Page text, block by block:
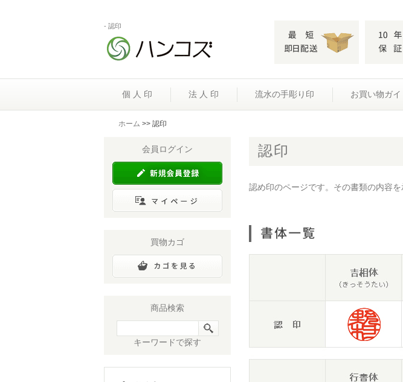
- 認印
個 人 印 法 人 印 流水の手彫り印 お買い物ガイ
ホーム >> 認印
認印
認め印のページです。その書類の内容
会員ログイン
買物カゴ
商品検索
キーワードで探す